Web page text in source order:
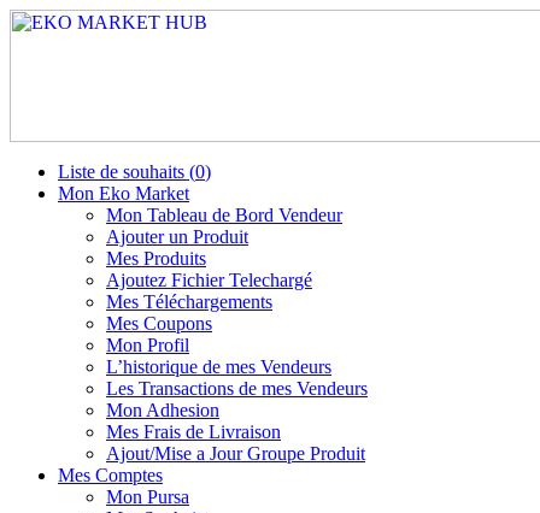
Liste de souhaits (0)
Mon Eko Market
Mon Tableau de Bord Vendeur
Ajouter un Produit
Mes Produits
Ajoutez Fichier Telechargé
Mes Téléchargements
Mes Coupons
Mon Profil
L’historique de mes Vendeurs
Les Transactions de mes Vendeurs
Mon Adhesion
Mes Frais de Livraison
Ajout/Mise a Jour Groupe Produit
Mes Comptes
Mon Pursa